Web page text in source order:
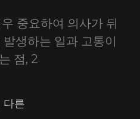
중요하여 의사가 뒤
생하는 일과 고통이
점, 2
다른